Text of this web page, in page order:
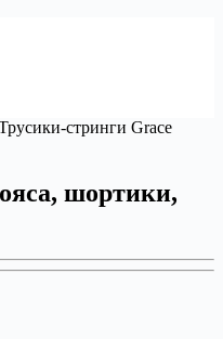
стринги Grace
шортики,